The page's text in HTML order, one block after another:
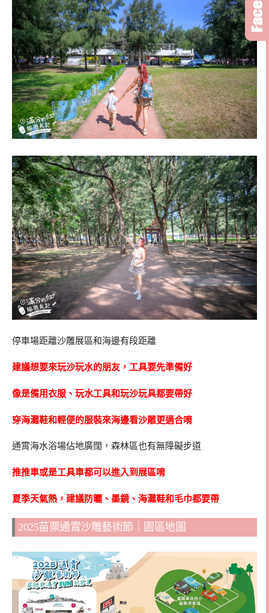
停車場距離沙雕展區和海邊有段距離
建議想要來玩沙玩水的朋友，工具要先準備好
像是備用衣服、玩水工具和玩沙玩具都要帶好
穿海灘鞋和輕便的服裝來海邊看沙雕更適合唷
通霄海水浴場佔地廣闊，森林區也有無障礙步道
推推車或是工具車都可以進入到展區唷
夏季天氣熱，建議防曬、墨鏡、海灘鞋和毛巾都要帶
2025苗栗通霄沙雕藝術節｜園區地圖